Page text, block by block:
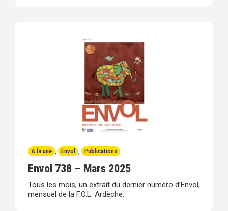
A la une , Envol , Publications
Envol 738 – Mars 2025
Tous les mois, un extrait du dernier numéro d’Envol,
mensuel de la F.O.L. Ardèche.